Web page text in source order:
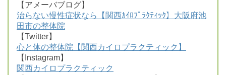
【アメーバブログ】
治らない慢性症状なら【関西ｶｲﾛﾌﾟﾗｸﾃｨｯｸ】大阪府池
田市の整体院
【Twitter】
心と体の整体院【関西カイロプラクティック】
【Instagram】
関西カイロプラクティック